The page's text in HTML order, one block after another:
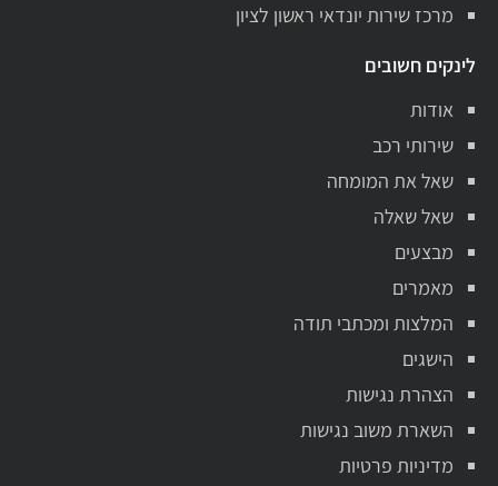
מרכז שירות יונדאי ראשון לציון
לינקים חשובים
אודות
שירותי רכב
שאל את המומחה
שאל שאלה
מבצעים
מאמרים
המלצות ומכתבי תודה
הישגים
הצהרת נגישות
השארת משוב נגישות
מדיניות פרטיות